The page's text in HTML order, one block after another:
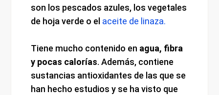
son los pescados azules, los vegetales
de hoja verde o el aceite de linaza.
Tiene mucho contenido en agua, fibra
y pocas calorías. Además, contiene
sustancias antioxidantes de las que se
han hecho estudios y se ha visto que